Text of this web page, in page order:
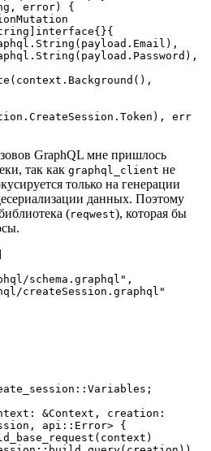
error) {
GraphQL мне пришлось
так как graphql_client не
только на генерации
данных. Поэтому
(reqwest), которая бы
&Context, creation:
api::Error> {